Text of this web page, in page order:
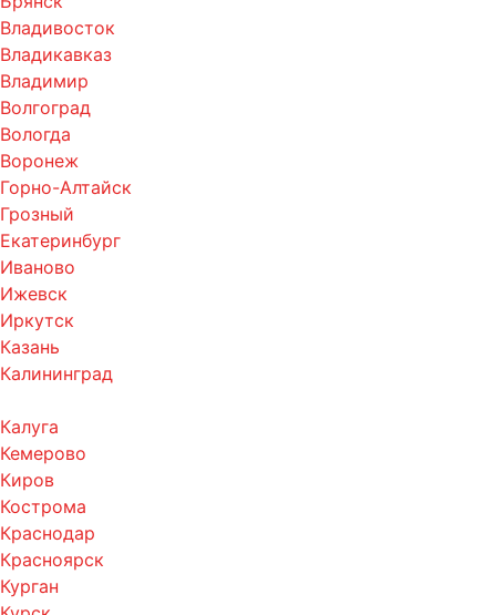
Владивосток
Владикавказ
Владимир
Волгоград
Вологда
Воронеж
Горно-Алтайск
Грозный
Екатеринбург
Иваново
Ижевск
Иркутск
Казань
Калининград
Калуга
Кемерово
Киров
Кострома
Краснодар
Красноярск
Курган